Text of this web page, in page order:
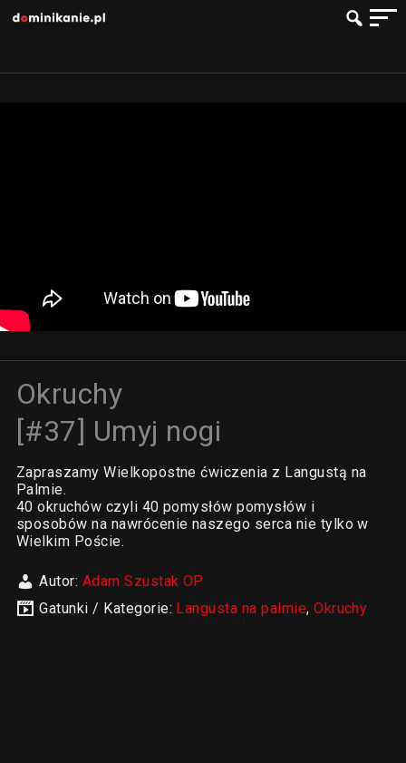
Okruchy
[#37] Umyj nogi
Zapraszamy Wielkopostne ćwiczenia z Langustą na
Palmie.
40 okruchów czyli 40 pomysłów pomysłów i
sposobów na nawrócenie naszego serca nie tylko w
Wielkim Poście.
Autor: Adam Szustak OP
Gatunki / Kategorie: Langusta na palmie,Okruchy